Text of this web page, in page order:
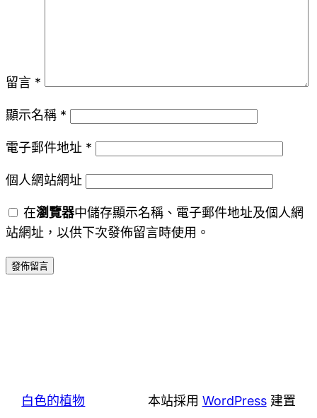
留言 *
顯示名稱 *
電子郵件地址 *
個人網站網址
在瀏覽器中儲存顯示名稱、電子郵件地址及個人網
站網址，以供下次發佈留言時使用。
白色的植物 本站採用 WordPress建置